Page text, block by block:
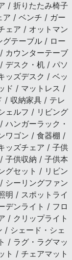
/ 折りたたみ椅子
ア / ベンチ / ガー
ェア / オットマン
テーブル / ロー
カウンターテーブ
デスク・机 / パソ
ッズデスク / ベッ
ド / マットレス /
/ 収納家具 / テレ
ェルフ / リビング
ンガーラック・
ワゴン / 食器棚 /
ッズチェア / 子供
子供収納 / 子供本
グセット / リビン
シーリングファン
明 / スポットライ
デンライト / フロ
/ クリップライト
/ シェード・シェ
/ ラグ・ラグマッ
ト / チェアマット